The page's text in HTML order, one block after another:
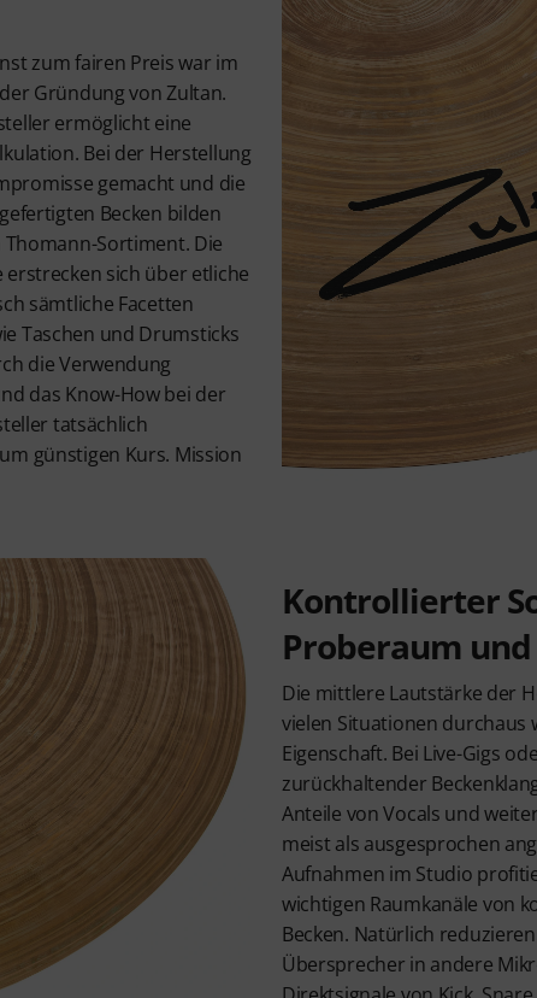
zum fairen Preis war im
Gründung von Zultan.
ermöglicht eine
Bei der Herstellung
gemacht und die
Becken bilden
Sortiment. Die
sich über etliche
sämtliche Facetten
Taschen und Drumsticks
die Verwendung
das Know-How bei der
tatsächlich
günstigen Kurs. Mission
Kontrollierter
Proberaum
Die mittlere Lautstärke der
vielen Situationen durchaus
Eigenschaft. Bei Live-Gigs
zurückhaltender
Anteile von Vocals und
meist als ausgesprochen
Aufnahmen im Studio
wichtigen Raumkanäle von
Becken. Natürlich
Übersprecher in andere